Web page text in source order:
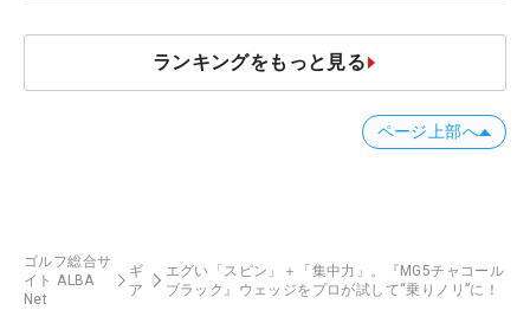
ランキングをもっと見る
ページ上部へ
ゴルフ総合サ
イト ALBA
Net
ギ
ア
エグい「スピン」＋「集中力」。『MG5チャコール
ブラック』ウェッジをプロが試して“乗りノリ”に！